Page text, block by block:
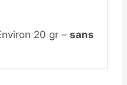
20 gr – sans